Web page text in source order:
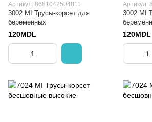
Артикул: 8681042504811
3002 MI Трусы-корсет для
беременных
120MDL
Артикул:
3002 MI
120MDL